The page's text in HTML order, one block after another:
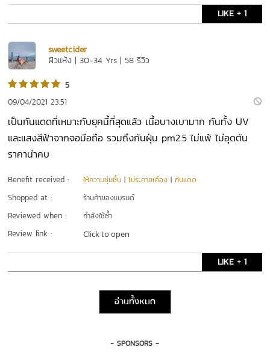
LIKE + 1
sweetcider
ผิวแห้ง | 30-34 Yrs | 58 รีวิว
5
09/04/2021 23:51
เป็นกันแดดที่เหมาะกับยุคนี้ที่สุดแล้ว เนื้อบางเบามาก กันทั้ง UV
และแสงสีฟ้าจากจอมือถือ รวมถึงกันฝุ่น pm2.5 ไม่แพ้ ไม่อุดตัน
ราคาน่าคบ
Benefit received : ให้ความชุ่มชื้น |ไม่ระคายเคือง |กันแดด
Shopped at : ร้านค้าของแบรนด์
Reviewed when : กำลังใช้ซ้ำ
Review link : Click to open
LIKE + 1
อ่านทั้งหมด
- SPONSORS -